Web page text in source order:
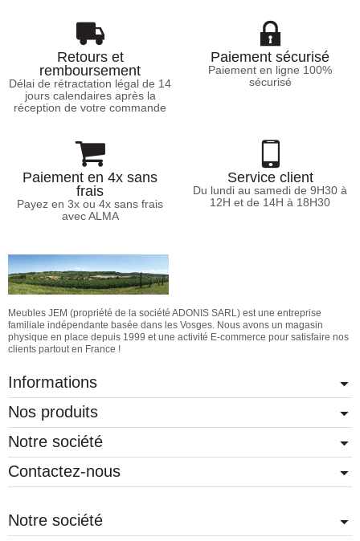
Retours et
remboursement
Délai de rétractation légal de 14
jours calendaires après la
réception de votre commande
Paiement sécurisé
Paiement en ligne 100%
sécurisé
Paiement en 4x sans
frais
Payez en 3x ou 4x sans frais
avec ALMA
Service client
Du lundi au samedi de 9H30 à
12H et de 14H à 18H30
Meubles JEM (propriété de la société ADONIS SARL) est une entreprise
familiale indépendante basée dans les Vosges. Nous avons un magasin
physique en place depuis 1999 et une activité E-commerce pour satisfaire nos
clients partout en France !
Informations
Nos produits
Notre société
Contactez-nous
Notre société